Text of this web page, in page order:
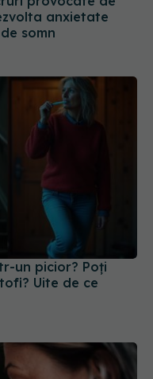
somn
un picior? Poți
Uite de ce